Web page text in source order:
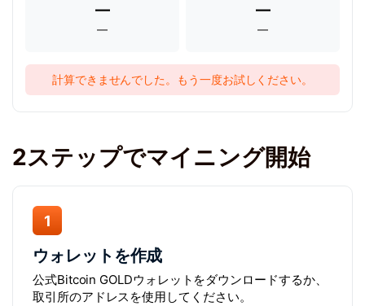
—
—
—
—
計算できませんでした。もう一度お試しください。
2ステップでマイニング開始
1
ウォレットを作成
公式Bitcoin GOLDウォレットをダウンロードするか、
取引所のアドレスを使用してください。